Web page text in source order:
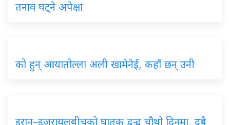
तनाव घट्ने अपेक्षा
को हुन् आयातोल्ला अली खामेनेई, कहाँ छन् उनी
इरान–इजरायलबीचको घातक द्वन्द्व चौथो दिनमा, दुबै